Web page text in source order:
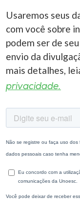
Usaremos seus
com você sobre
podem ser de
envio da
mais detalhes,
privacidade.